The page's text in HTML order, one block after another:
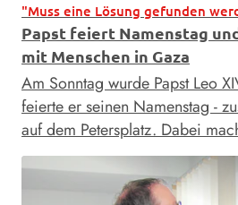
"Muss eine Lösung gefunden
Papst feiert Namenstag
mit Menschen in Gaza
Am Sonntag wurde Papst Leo
feierte er seinen Namenstag -
auf dem Petersplatz. Dabei